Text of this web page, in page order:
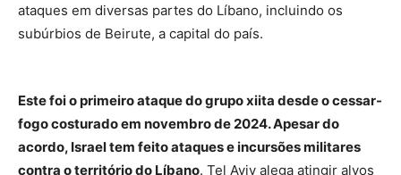
ataques em diversas partes do Líbano, incluindo os
subúrbios de Beirute, a capital do país.
Este foi o primeiro ataque do grupo xiita desde o cessar-
fogo costurado em novembro de 2024. Apesar do
acordo, Israel tem feito ataques e incursões militares
contra o território do Líbano. Tel Aviv alega atingir alvos